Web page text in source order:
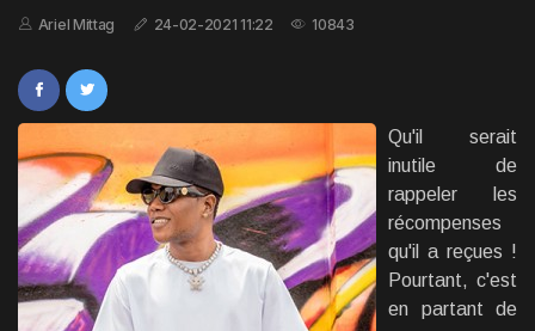
Ariel Mittag 24-02-2021 11:22 10843
Qu'il serait
inutile de
rappeler les
récompenses
qu'il a reçues !
Pourtant, c'est
en partant de